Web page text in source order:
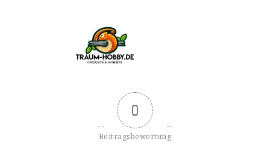
0
Beitragsbewertung